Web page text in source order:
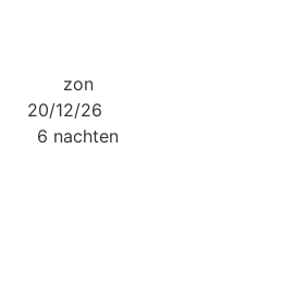
zon
20/12/26
6 nachten